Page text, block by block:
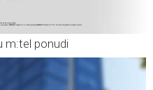
m:tel ponudi